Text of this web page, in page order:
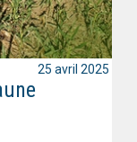
25 avril 2025